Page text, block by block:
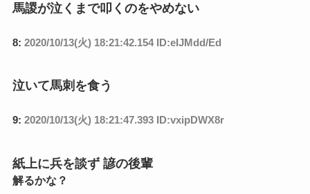
馬謖が泣くまで叩くのをやめない
8: 2020/10/13(火) 18:21:42.154 ID:eIJMdd/Ed
泣いて馬刺を食う
9: 2020/10/13(火) 18:21:47.393 ID:vxipDWX8r
紙上に兵を談ず 諺の後輩
解るかな？